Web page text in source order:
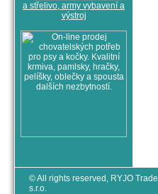
© All rights reserved, RYJO Trade
s.r.o.